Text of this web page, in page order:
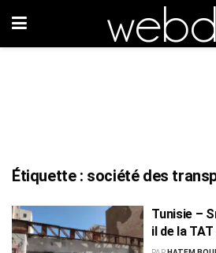
Étiquette : société des
Tunisie –
il de la TAT